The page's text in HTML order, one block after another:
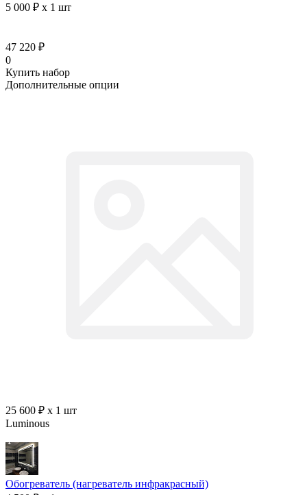
5 000 ₽ x 1 шт
47 220 ₽
0
Купить набор
Дополнительные опции
25 600 ₽ x 1 шт
Luminous
Обогреватель (нагреватель инфракрасный)